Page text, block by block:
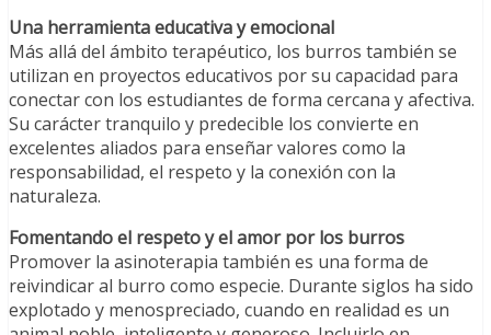
Una herramienta educativa y emocional
Más allá del ámbito terapéutico, los burros también se
utilizan en proyectos educativos por su capacidad para
conectar con los estudiantes de forma cercana y afectiva.
Su carácter tranquilo y predecible los convierte en
excelentes aliados para enseñar valores como la
responsabilidad, el respeto y la conexión con la
naturaleza.
Fomentando el respeto y el amor por los burros
Promover la asinoterapia también es una forma de
reivindicar al burro como especie. Durante siglos ha sido
explotado y menospreciado, cuando en realidad es un